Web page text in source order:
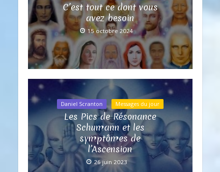
C’est tout ce dont vous
avez besoin
15 octobre 2024
Daniel Scranton Messages du jour
Les Pics de Résonance
Schumann et les
symptômes de
l’Ascension
26 juin 2023